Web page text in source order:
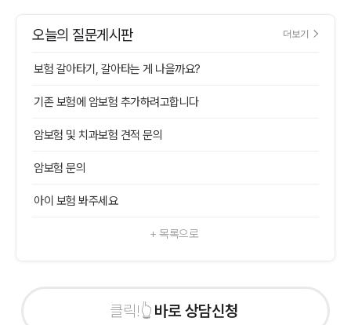
오늘의 질문게시판 더보기
보험 갈아타기, 갈아타는 게 나을까요?
기존 보험에 암보험 추가하려고합니다
암보험 및 치과보험 견적 문의
암보험 문의
아이 보험 봐주세요
+ 목록으로
바로 상담신청하기